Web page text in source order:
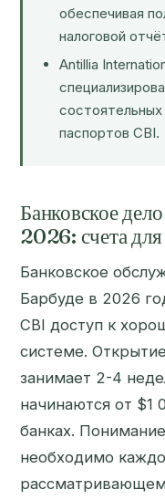
обеспечивая
налоговой
Antillia
паспортов CBI.
Банковское
2026: счета
Банковское
Барбуде в 2026
CBI доступ к
системе.
занимает 2-4
начинаются от $1
банках.
необходимо